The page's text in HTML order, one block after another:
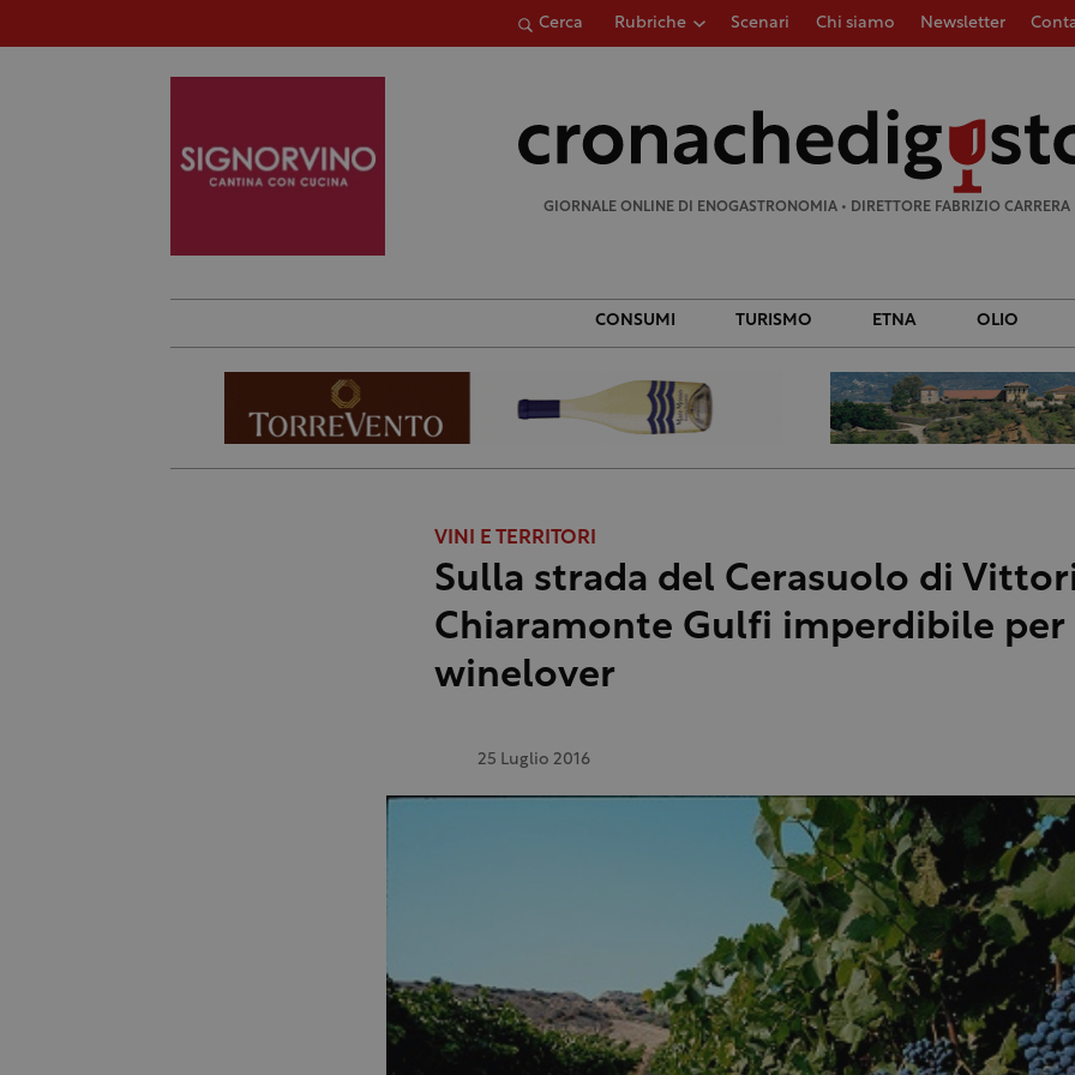
Cerca Rubriche Scenari Chi siamo Newsletter
GIORNALE ONLINE DI ENOGASTRONOMIA • DIRETTORE FABRIZIO CARRERA
CONSUMI TURISMO ETNA OLIO
VINI E TERRITORI
Sulla strada del Cerasuolo di
Chiaramonte Gulfi imperdibile per
winelover
25 Luglio 2016